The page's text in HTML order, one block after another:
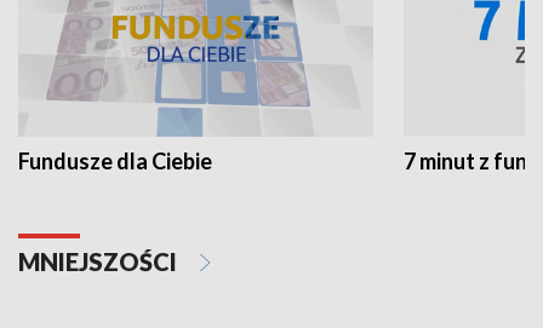
Fundusze dla Ciebie 7 minut z
MNIEJSZOŚCI